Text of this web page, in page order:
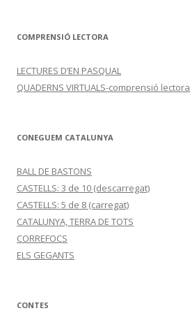
COMPRENSIÓ LECTORA
LECTURES D’EN PASQUAL
QUADERNS VIRTUALS-comprensió lectora
CONEGUEM CATALUNYA
BALL DE BASTONS
CASTELLS: 3 de 10 (descarregat)
CASTELLS: 5 de 8 (carregat)
CATALUNYA, TERRA DE TOTS
CORREFOCS
ELS GEGANTS
CONTES